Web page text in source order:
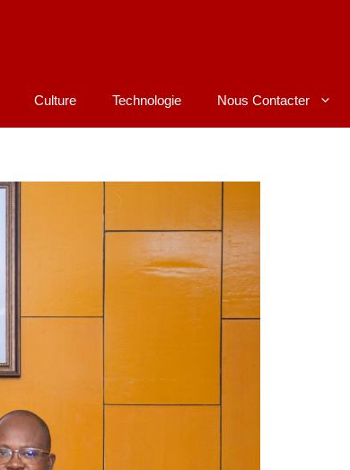
Culture Technologie Nous Contacter